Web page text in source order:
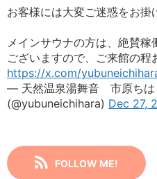
お客様には大変ご迷惑をお掛
メインサウナの方は、絶賛稼
ございますので、ご来館の
https://x.com/
— 天然温泉湯舞音 市原ちは
(@yubuneichihara) Dec 27,
FOLLOW ME!